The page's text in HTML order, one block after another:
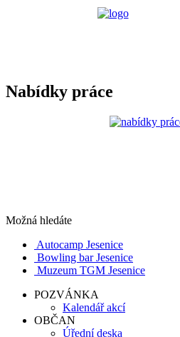
Nabídky práce
Možná hledáte
Autocamp Jesenice
Bowling bar Jesenice
Muzeum TGM Jesenice
POZVÁNKA
Kalendář akcí
OBČAN
Úřední deska